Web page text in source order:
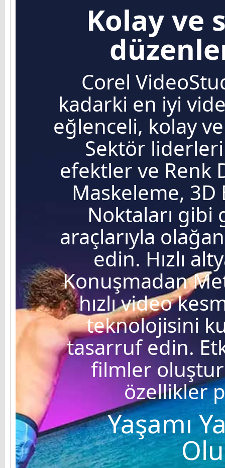
Kolay ve
Corel
kadarki en iyi
eğlenceli, kolay
Sektör
efektler ve Renk
Maskeleme, 3D
Noktaları gibi
araçlarıyla
edin. Hızlı
Konuşmadan
hızlı video
teknolojisini
tasarruf edin.
filmler
özellikler
Yaşamı